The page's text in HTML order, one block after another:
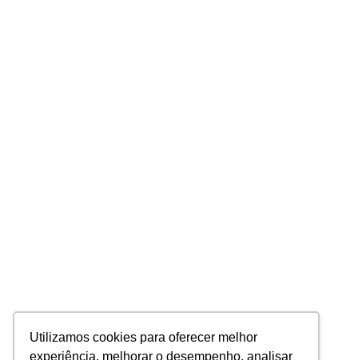
Utilizamos cookies para oferecer melhor
experiência, melhorar o desempenho, analisar